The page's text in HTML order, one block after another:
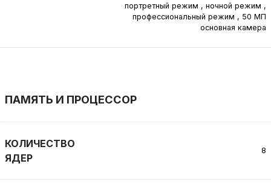
портретный режим , ночной режим ,
профессиональный режим , 50 МП
основная камера
ПАМЯТЬ И ПРОЦЕССОР
КОЛИЧЕСТВО
ЯДЕР
8